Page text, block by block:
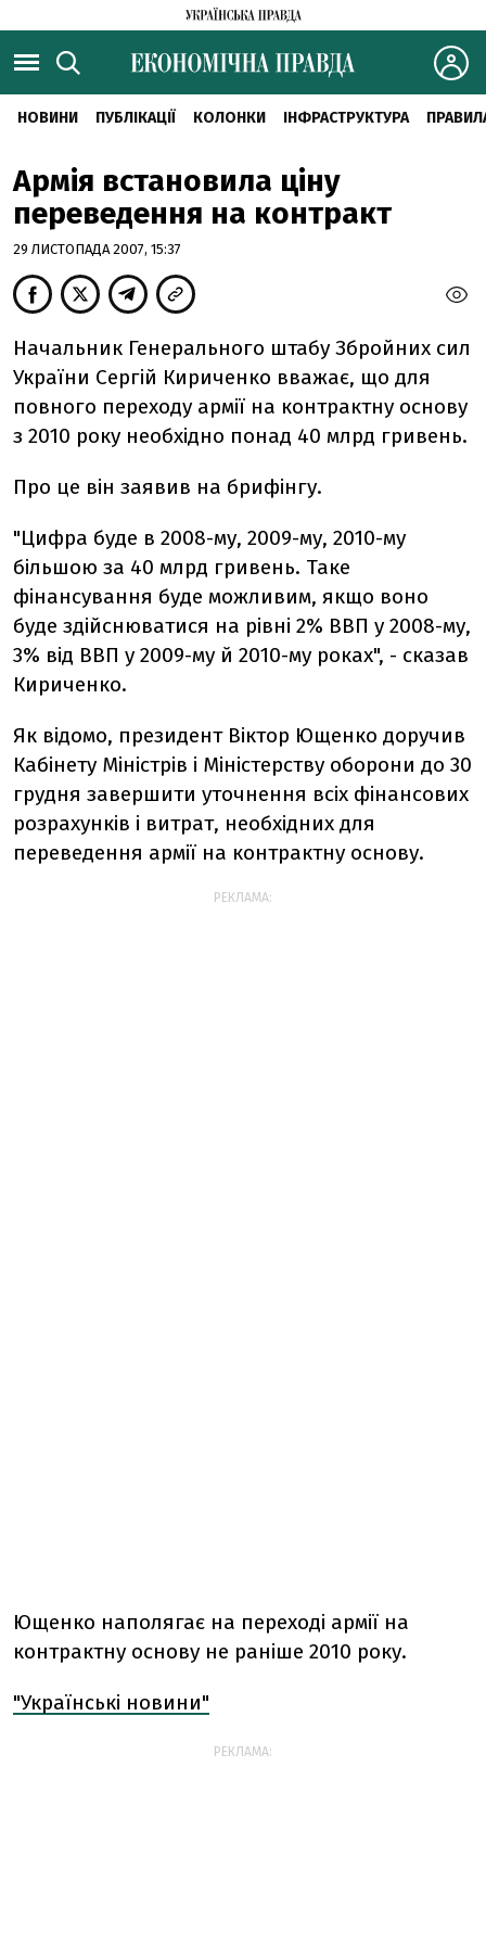
НОВИНИ ПУБЛІКАЦІЇ КОЛОНКИ ІНФРАСТРУКТУРА
Армія встановила ціну
переведення на контракт
29 ЛИСТОПАДА 2007, 15:37
Начальник Генерального штабу Збройних сил
України Сергій Кириченко вважає, що для
повного переходу армії на контрактну основу
з 2010 року необхідно понад 40 млрд гривень.
Про це він заявив на брифінгу.
"Цифра буде в 2008-му, 2009-му, 2010-му
більшою за 40 млрд гривень. Таке
фінансування буде можливим, якщо воно
буде здійснюватися на рівні 2% ВВП у 2008-му,
3% від ВВП у 2009-му й 2010-му роках", - сказав
Кириченко.
Як відомо, президент Віктор Ющенко доручив
Кабінету Міністрів і Міністерству оборони до 30
грудня завершити уточнення всіх фінансових
розрахунків і витрат, необхідних для
переведення армії на контрактну основу.
РЕКЛАМА:
Ющенко наполягає на переході армії на
контрактну основу не раніше 2010 року.
"Українські новини"
РЕКЛАМА: